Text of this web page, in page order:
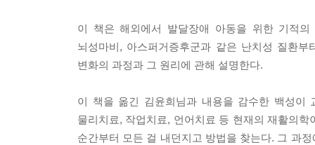
이 책은 해외에서 발달장애 아동을 위한 기적
뇌성마비, 아스퍼거증후군과 같은 난치성 질환
변화의 과정과 그 원리에 관해 설명한다.
이 책을 옮긴 김윤희님과 내용을 감수한 백성이
물리치료, 작업치료, 언어치료 등 현재의 재활의
순간부터 모든 걸 내던지고 방법을 찾는다. 그 과